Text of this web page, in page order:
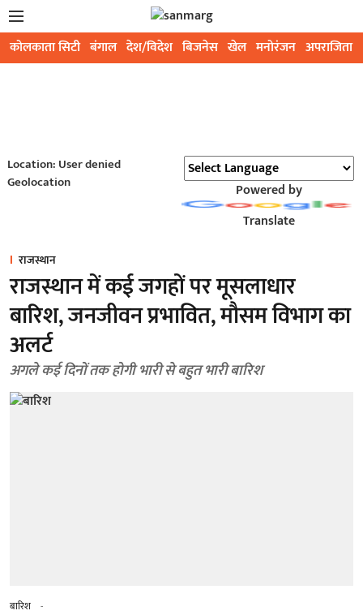
कोलकाता सिटी बंगाल देश/विदेश बिजनेस खेल मनोरंजन अपराजिता
Location: User denied
Geolocation
Powered by
Translate
राजस्थान
राजस्थान में कई जगहों पर मूसलाधार
बारिश, जनजीवन प्रभावित, मौसम विभाग का
अलर्ट
अगले कई दिनों तक होगी भारी से बहुत भारी बारिश
बारिश -